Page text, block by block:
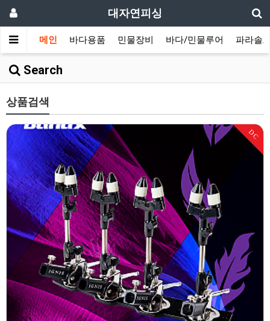
대자연피싱
메인 바다용품 민물장비 바다/민물루어 파라솔/
Search
상품검색
DC